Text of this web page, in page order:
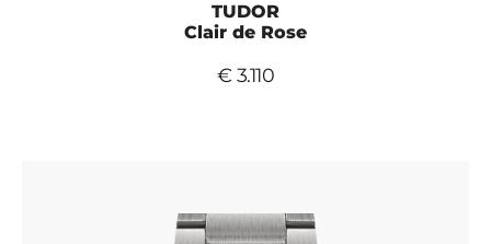
TUDOR
Clair de Rose
€ 3.110